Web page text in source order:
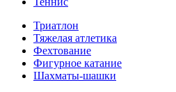
Триатлон
Тяжелая атлетика
Фехтование
Фигурное катание
Шахматы-шашки